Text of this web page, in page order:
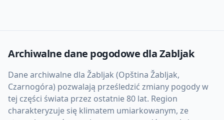
Archiwalne dane pogodowe dlaZabljak
Dane archiwalne dla Žabljak (Opština Žabljak,
Czarnogóra) pozwalają prześledzić zmiany pogody w
tej części świata przez ostatnie 80 lat. Region
charakteryzuje się klimatem umiarkowanym, ze